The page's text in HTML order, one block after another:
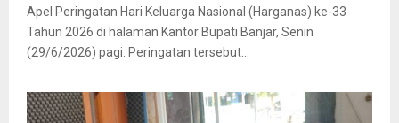
Apel Peringatan Hari Keluarga Nasional (Harganas) ke-33
Tahun 2026 di halaman Kantor Bupati Banjar, Senin
(29/6/2026) pagi. Peringatan tersebut...